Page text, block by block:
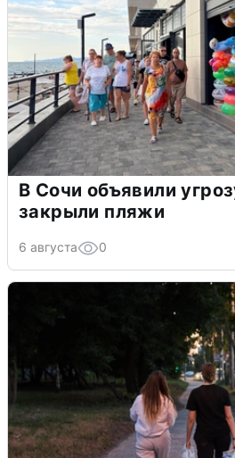
В Сочи объявили
закрыли пляжи
6 августа 0